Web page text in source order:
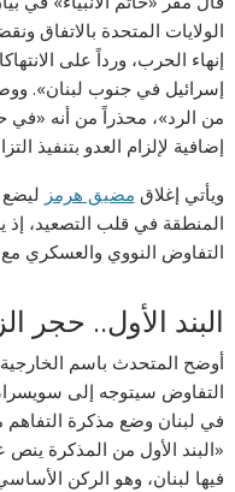
الولايات المتحدة بالاتفاق
إنهاء الحرب، ورداً على
إسرائيل في جنوب لبنان».
من الرد»، محذراً من أنه «في
إضافية لإلزام العدو بتنفيذ
ويأتي إغلاق مضيق هرمز
المنطقة في قلب التصعيد، إذ
التفاوض النووي والعسكري
البند الأول.. حجر
أوضح المتحدث باسم الخارجية
التفاوض سيتوجه إلى
في لبنان وضع مذكرة
«البند الأول من المذكرة
فيها لبنان، وهو الركن